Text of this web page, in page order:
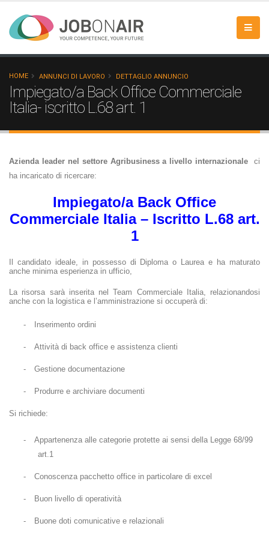
HOME ANNUNCI DI LAVORO DETTAGLIO ANNUNCIO
Impiegato/a Back Office Commerciale
Italia- iscritto L.68 art. 1
Azienda leader nel settore Agribusiness a livello internazionale ci
ha incaricato di ricercare:
Impiegato/a Back Office
Commerciale Italia – Iscritto L.68 art.
1
Il candidato ideale, in possesso di Diploma o Laurea e ha maturato
anche minima esperienza in ufficio,
La risorsa sarà inserita nel Team Commerciale Italia, relazionandosi
anche con la logistica e l’amministrazione si occuperà di:
- Inserimento ordini
- Attività di back office e assistenza clienti
- Gestione documentazione
- Produrre e archiviare documenti
Si richiede:
-
Appartenenza alle categorie protette ai sensi della Legge 68/99
art.1
- Conoscenza pacchetto office in particolare di excel
- Buon livello di operatività
- Buone doti comunicative e relazionali